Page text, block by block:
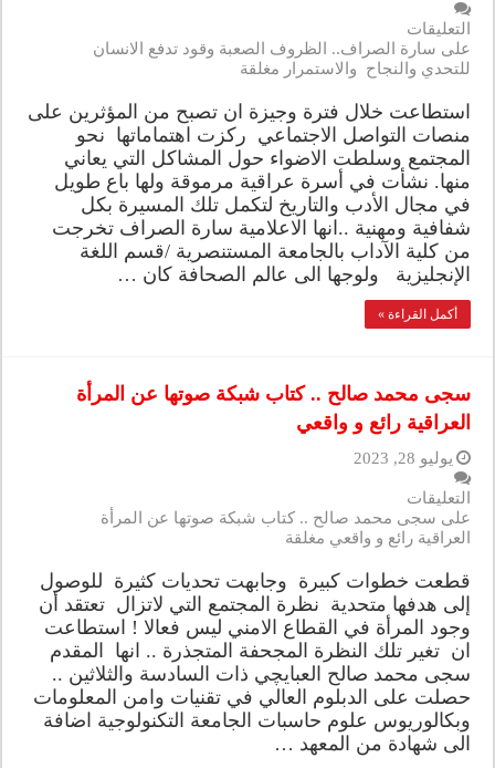
التعليقات
على سارة الصراف.. الظروف الصعبة وقود تدفع الانسان
للتحدي والنجاح والاستمرار مغلقة
استطاعت خلال فترة وجيزة ان تصبح من المؤثرين على
منصات التواصل الاجتماعي ركزت اهتماماتها نحو
المجتمع وسلطت الاضواء حول المشاكل التي يعاني
منها. نشأت في أسرة عراقية مرموقة ولها باع طويل
في مجال الأدب والتاريخ لتكمل تلك المسيرة بكل
شفافية ومهنية ..انها الاعلامية سارة الصراف تخرجت
من كلية الآداب بالجامعة المستنصرية /قسم اللغة
الإنجليزية ولوجها الى عالم الصحافة كان …
أكمل القراءة »
سجى محمد صالح .. كتاب شبكة صوتها عن المرأة
العراقية رائع و واقعي
يوليو 28, 2023
التعليقات
على سجى محمد صالح .. كتاب شبكة صوتها عن المرأة
العراقية رائع و واقعي مغلقة
قطعت خطوات كبيرة وجابهت تحديات كثيرة للوصول
إلى هدفها متحدية نظرة المجتمع التي لاتزال تعتقد أن
وجود المرأة في القطاع الامني ليس فعالا ! استطاعت
ان تغير تلك النظرة المجحفة المتجذرة .. انها المقدم
سجى محمد صالح العبايچي ذات السادسة والثلاثين ..
حصلت على الدبلوم العالي في تقنيات وامن المعلومات
وبكالوريوس علوم حاسبات الجامعة التكنولوجية اضافة
الى شهادة من المعهد …